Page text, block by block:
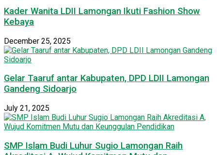
Kader Wanita LDII Lamongan Ikuti Fashion Show
Kebaya
December 25, 2025
Gelar Taaruf antar Kabupaten, DPD LDII Lamongan
Gandeng Sidoarjo
July 21, 2025
SMP Islam Budi Luhur Sugio Lamongan Raih